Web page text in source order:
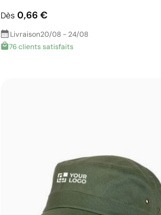
Dès 0,66 €
Livraison20/08 - 24/08
76 clients satisfaits